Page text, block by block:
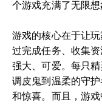
个游戏充满了无限想
游戏的核心在于让玩
过完成任务、收集
强大、可爱。每只
调皮鬼到温柔的守
和惊喜。而且，游